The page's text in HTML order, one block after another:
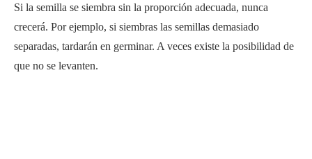
Si la semilla se siembra sin la proporción adecuada, nunca
crecerá. Por ejemplo, si siembras las semillas demasiado
separadas, tardarán en germinar. A veces existe la posibilidad de
que no se levanten.